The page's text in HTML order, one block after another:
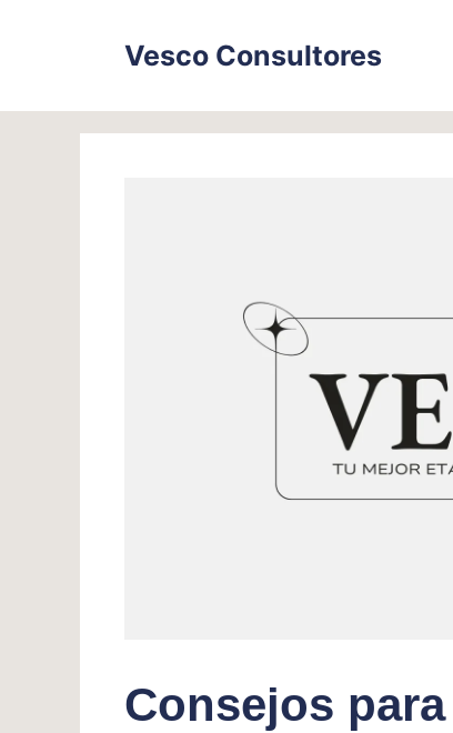
Vesco Consultores
Consejos